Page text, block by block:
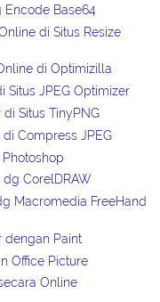
Base64
di Situs Resize
di Optimizilla
Situs JPEG Optimizer
Situs TinyPNG
Compress JPEG
CorelDRAW
Macromedia FreeHand
dengan Paint
Office Picture
Online